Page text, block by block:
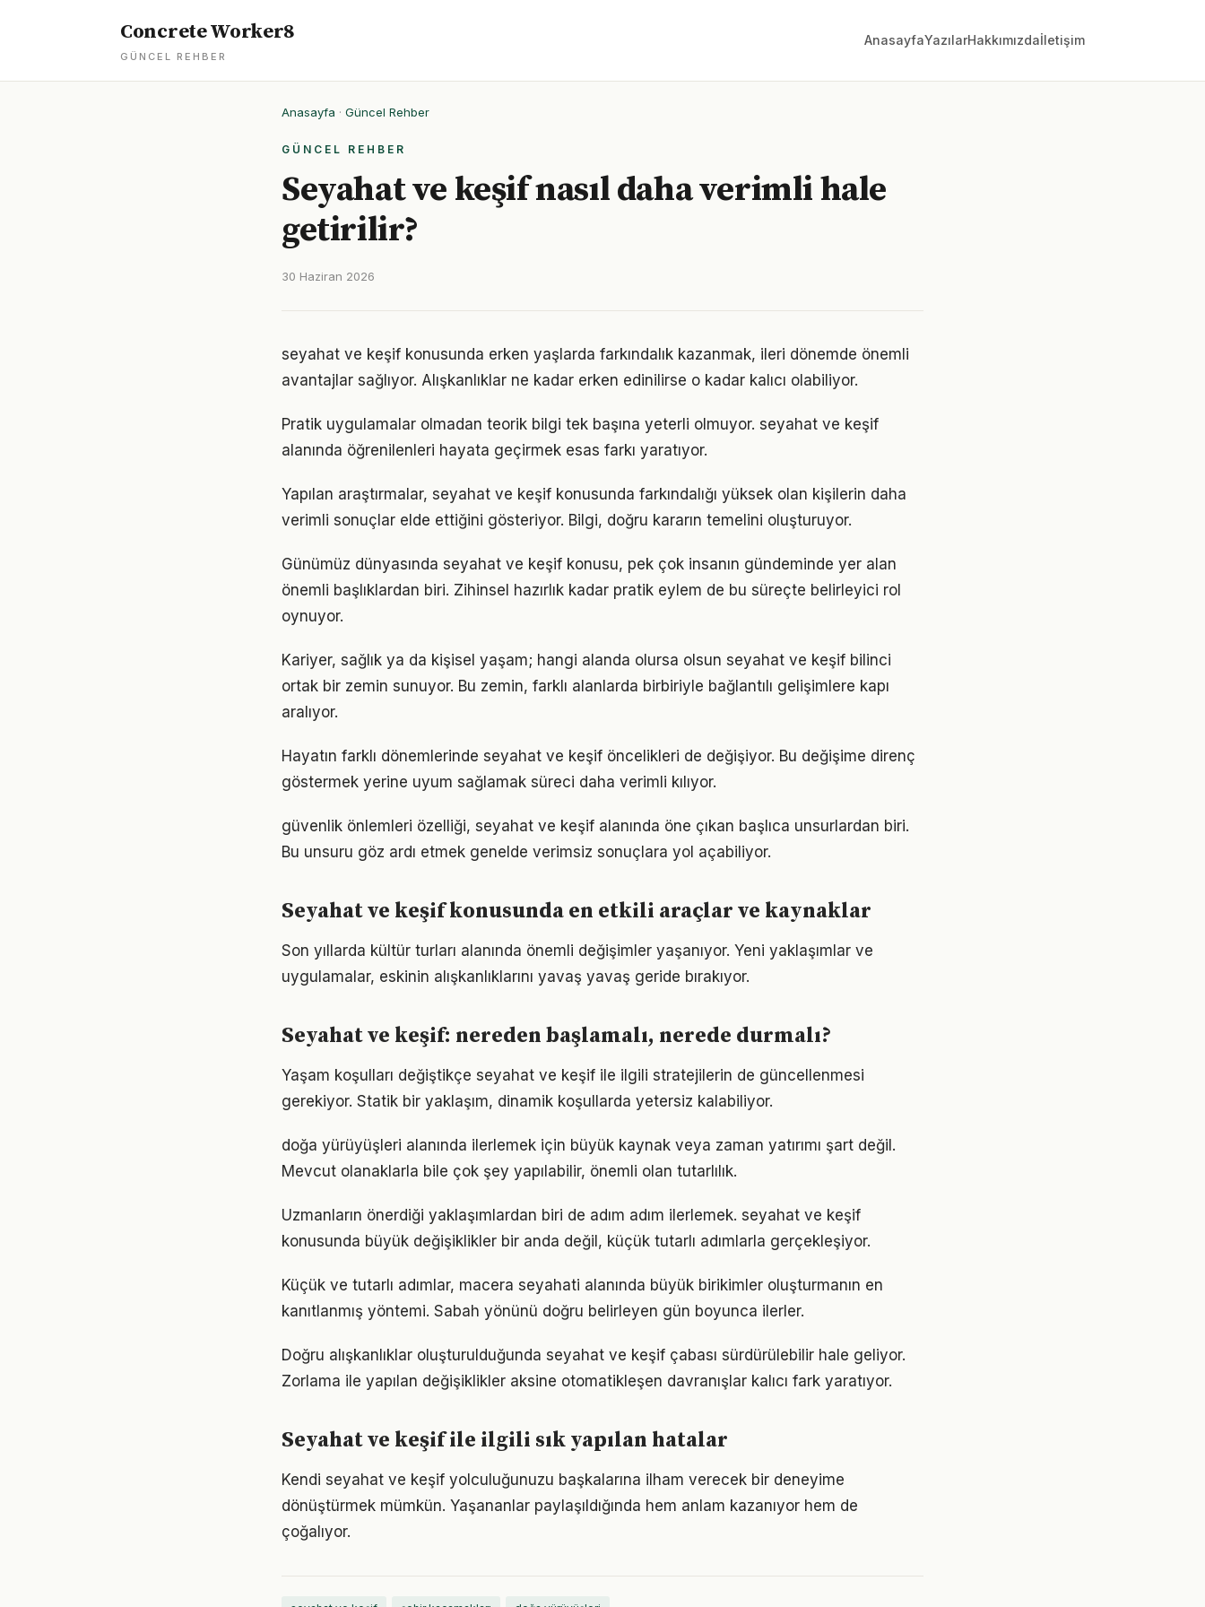
Concrete Worker8
GÜNCEL REHBER
AnasayfaYazılarHakkımızdaİletişim
Anasayfa · Güncel Rehber
GÜNCEL REHBER
Seyahat ve keşif nasıl daha verimli hale
getirilir?
30 Haziran 2026
seyahat ve keşif konusunda erken yaşlarda farkındalık kazanmak, ileri dönemde önemli
avantajlar sağlıyor. Alışkanlıklar ne kadar erken edinilirse o kadar kalıcı olabiliyor.
Pratik uygulamalar olmadan teorik bilgi tek başına yeterli olmuyor. seyahat ve keşif
alanında öğrenilenleri hayata geçirmek esas farkı yaratıyor.
Yapılan araştırmalar, seyahat ve keşif konusunda farkındalığı yüksek olan kişilerin daha
verimli sonuçlar elde ettiğini gösteriyor. Bilgi, doğru kararın temelini oluşturuyor.
Günümüz dünyasında seyahat ve keşif konusu, pek çok insanın gündeminde yer alan
önemli başlıklardan biri. Zihinsel hazırlık kadar pratik eylem de bu süreçte belirleyici rol
oynuyor.
Kariyer, sağlık ya da kişisel yaşam; hangi alanda olursa olsun seyahat ve keşif bilinci
ortak bir zemin sunuyor. Bu zemin, farklı alanlarda birbiriyle bağlantılı gelişimlere kapı
aralıyor.
Hayatın farklı dönemlerinde seyahat ve keşif öncelikleri de değişiyor. Bu değişime direnç
göstermek yerine uyum sağlamak süreci daha verimli kılıyor.
güvenlik önlemleri özelliği, seyahat ve keşif alanında öne çıkan başlıca unsurlardan biri.
Bu unsuru göz ardı etmek genelde verimsiz sonuçlara yol açabiliyor.
Seyahat ve keşif konusunda en etkili araçlar ve kaynaklar
Son yıllarda kültür turları alanında önemli değişimler yaşanıyor. Yeni yaklaşımlar ve
uygulamalar, eskinin alışkanlıklarını yavaş yavaş geride bırakıyor.
Seyahat ve keşif: nereden başlamalı, nerede durmalı?
Yaşam koşulları değiştikçe seyahat ve keşif ile ilgili stratejilerin de güncellenmesi
gerekiyor. Statik bir yaklaşım, dinamik koşullarda yetersiz kalabiliyor.
doğa yürüyüşleri alanında ilerlemek için büyük kaynak veya zaman yatırımı şart değil.
Mevcut olanaklarla bile çok şey yapılabilir, önemli olan tutarlılık.
Uzmanların önerdiği yaklaşımlardan biri de adım adım ilerlemek. seyahat ve keşif
konusunda büyük değişiklikler bir anda değil, küçük tutarlı adımlarla gerçekleşiyor.
Küçük ve tutarlı adımlar, macera seyahati alanında büyük birikimler oluşturmanın en
kanıtlanmış yöntemi. Sabah yönünü doğru belirleyen gün boyunca ilerler.
Doğru alışkanlıklar oluşturulduğunda seyahat ve keşif çabası sürdürülebilir hale geliyor.
Zorlama ile yapılan değişiklikler aksine otomatikleşen davranışlar kalıcı fark yaratıyor.
Seyahat ve keşif ile ilgili sık yapılan hatalar
Kendi seyahat ve keşif yolculuğunuzu başkalarına ilham verecek bir deneyime
dönüştürmek mümkün. Yaşananlar paylaşıldığında hem anlam kazanıyor hem de
çoğalıyor.